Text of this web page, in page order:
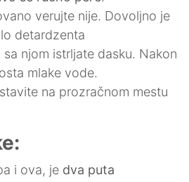
verujte nije. Dovoljno je
detardzenta
njom istrljate dasku. Nakon
mlake vode.
na prozračnom mestu
i ova, je dva puta